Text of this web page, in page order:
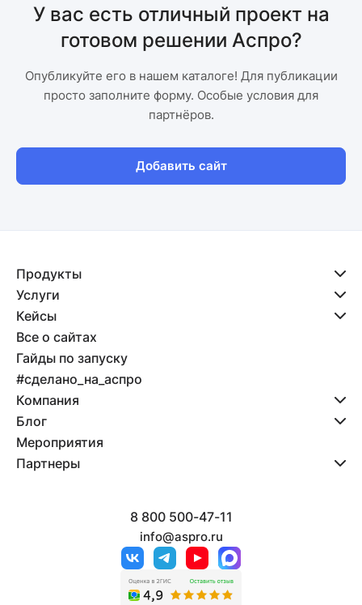
У вас есть отличный проект на
готовом решении Аспро?
Опубликуйте его в нашем каталоге! Для публикации
просто заполните форму. Особые условия для
партнёров.
Добавить сайт
Продукты
Услуги
Кейсы
Все о сайтах
Гайды по запуску
#сделано_на_аспро
Компания
Блог
Мероприятия
Партнеры
8 800 500-47-11
info@aspro.ru